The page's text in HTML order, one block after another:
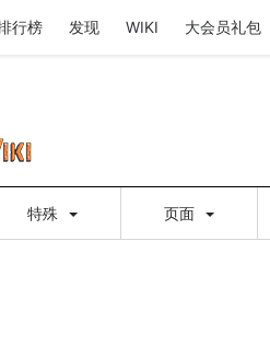
行榜 发现 WIKI 大会员礼包
特殊 页面